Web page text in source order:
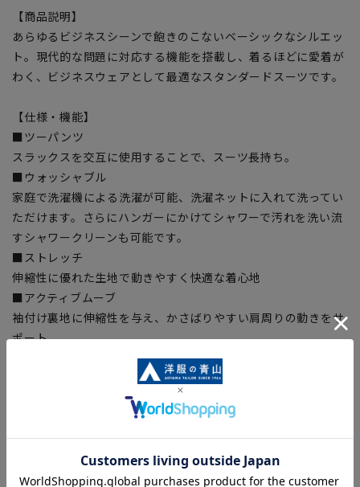
【商品説明】
あらゆるビジネスシーンで飽きのこないベーシックなシルエッ
ト。現代的な問題に対応する機能を搭載し、着るほどに愛着が
わく、ビジネスウェアとして最適なスタンダードスーツです。
【仕様・機能】
■ツーパンツ
スラックスを交互に使用することで、スーツ長持ち。
■ウォッシャブル
家庭で洗濯機による洗濯が可能、洗濯ネットに入れて洗ってい
ただけます。さらにハンガーにかけてシャワーで汚れを洗い流
すシャワークリーンも可能です。
■ストレッチ
伸縮性に優れた生地で動きやすく快適な着心地
■アクティブムーブ
袖付け裏地に伸縮性を与え、かさばりやすい肩周りの動きをサ
ポート。
プリーツラインが取れにくく、裾までの綺麗なラインをキー
この商品はリサイクル原料を使用し、プラスチック・スマート
に賛同しています。
■ECOBLUE(100%リサイクルポリエステル)